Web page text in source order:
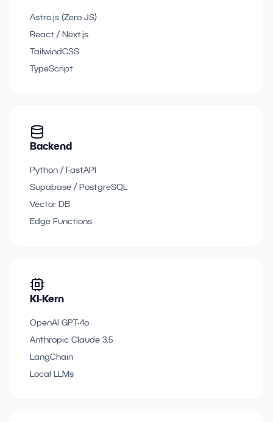
Astro.js (Zero JS)
React / Next.js
TailwindCSS
TypeScript
Backend
Python / FastAPI
Supabase / PostgreSQL
Vector DB
Edge Functions
KI-Kern
OpenAI GPT-4o
Anthropic Claude 3.5
LangChain
Local LLMs